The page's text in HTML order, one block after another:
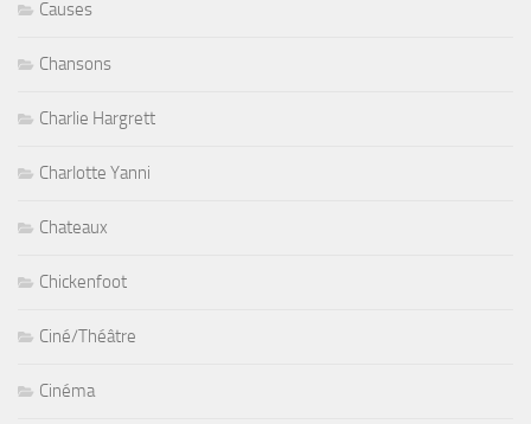
Causes
Chansons
Charlie Hargrett
Charlotte Yanni
Chateaux
Chickenfoot
Ciné/Théâtre
Cinéma